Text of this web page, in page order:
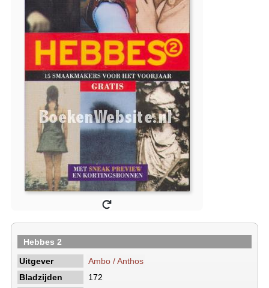
Hebbes 2
Uitgever
Ambo / Anthos
Bladzijden
172